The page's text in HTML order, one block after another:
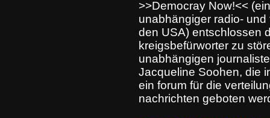
>>Democray Now!<<
unabhängiger radio-
den USA) entschlossen
kreigsbefürworter zu
unabhängigen
Jacqueline Soohen, die
ein forum für die
nachrichten geboten